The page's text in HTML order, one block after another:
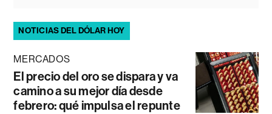
NOTICIAS DEL DÓLAR HOY
MERCADOS
El precio del oro se dispara y va
camino a su mejor día desde
febrero: qué impulsa el repunte